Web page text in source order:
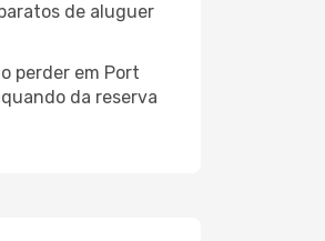
de aluguer
perder em Port
da reserva